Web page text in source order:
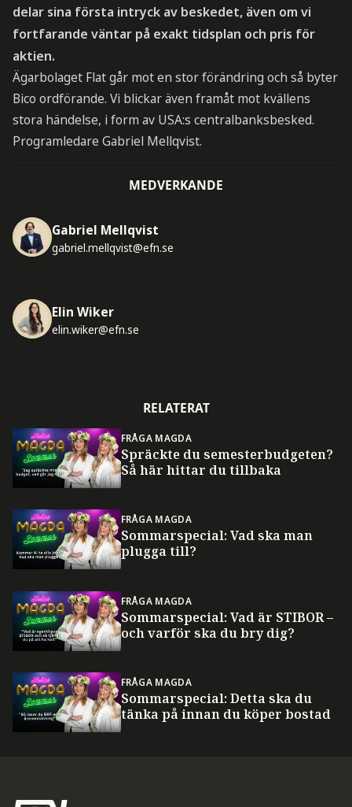
delar sina första intryck av beskedet, även om vi
fortfarande väntar på exakt tidsplan och pris för
aktien.
Ägarbolaget Flat går mot en stor förändring och så byter
Bico ordförande. Vi blickar även framåt mot kvällens
stora händelse, i form av USA:s centralbanksbesked.
Programledare Gabriel Mellqvist.
MEDVERKANDE
Gabriel Mellqvist
gabriel.mellqvist@efn.se
Elin Wiker
elin.wiker@efn.se
RELATERAT
FRÅGA MAGDA
Spräckte du semesterbudgeten?
Så här hittar du tillbaka
FRÅGA MAGDA
Sommarspecial: Vad ska man
plugga till?
FRÅGA MAGDA
Sommarspecial: Vad är STIBOR –
och varför ska du bry dig?
FRÅGA MAGDA
Sommarspecial: Detta ska du
tänka på innan du köper bostad